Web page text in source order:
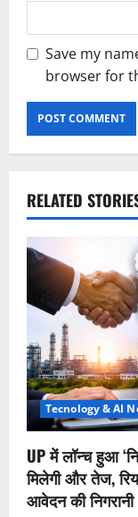
Save my
browser for
RELATED
Tecnology & AI
UP में लॉन्च हुआ
मिलेगी और तेज,
आवेदन की निगरानी